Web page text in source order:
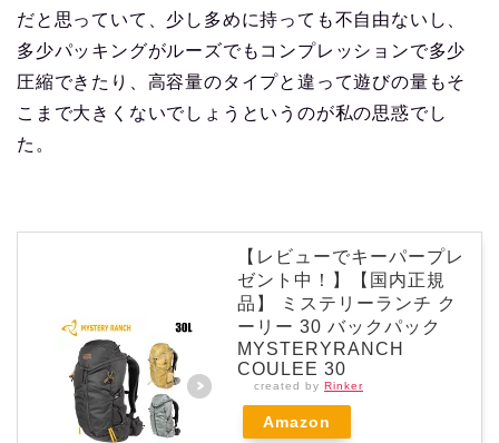
だと思っていて、少し多めに持っても不自由ないし、
多少パッキングがルーズでもコンプレッションで多少
圧縮できたり、高容量のタイプと違って遊びの量もそ
こまで大きくないでしょうというのが私の思惑でし
た。
【レビューでキーパープレ
ゼント中！】【国内正規
品】 ミステリーランチ ク
ーリー 30 バックパック
MYSTERYRANCH
COULEE 30
created by Rinker
Amazon